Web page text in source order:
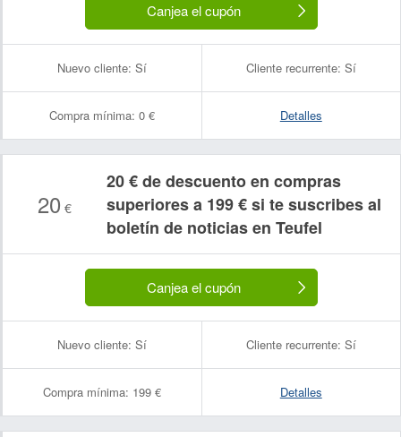
Canjea el cupón
Nuevo cliente: Sí Cliente recurrente: Sí
Compra mínima: 0 € Detalles
20 €
20 € de descuento en compras
superiores a 199 € si te suscribes al
boletín de noticias en Teufel
Canjea el cupón
Nuevo cliente: Sí Cliente recurrente: Sí
Compra mínima: 199 € Detalles